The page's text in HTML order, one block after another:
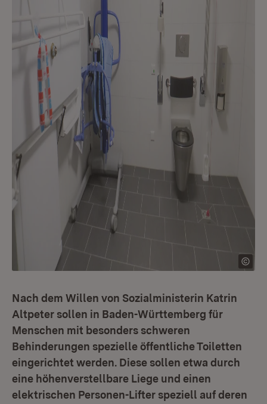
Nach dem Willen von Sozialministerin Katrin
Altpeter sollen in Baden-Württemberg für
Menschen mit besonders schweren
Behinderungen spezielle öffentliche Toiletten
eingerichtet werden. Diese sollen etwa durch
eine höhenverstellbare Liege und einen
elektrischen Personen-Lifter speziell auf deren